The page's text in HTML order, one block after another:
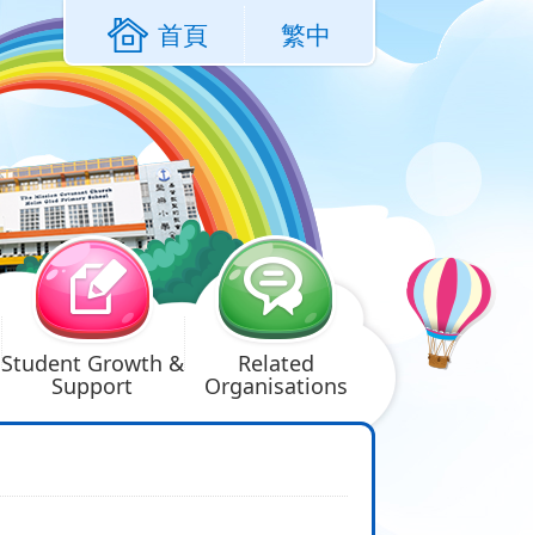
首頁 繁中
Student Growth &
Support
Related
Organisations